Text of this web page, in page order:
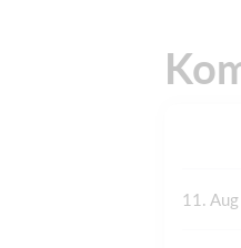
11. Aug